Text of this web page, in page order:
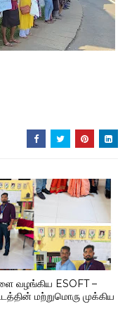
வழங்கிய ESOFT –
மற்றுமொரு முக்கிய